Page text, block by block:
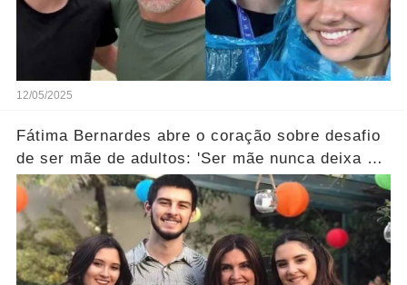
12/05/2025
Fátima Bernardes abre o coração sobre desafio
de ser mãe de adultos: 'Ser mãe nunca deixa de
ser…' Ver Mais